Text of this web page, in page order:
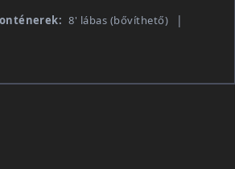
8' lábas (bővíthető)